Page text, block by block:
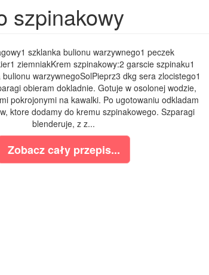
szpinakowy
szklanka bulionu warzywnego1 peczek
ziemniakKrem szpinakowy:2 garscie szpinaku1
warzywnegoSolPieprz3 dkg sera zlocistego1
obieram dokladnie. Gotuje w osolonej wodzie,
pokrojonymi na kawalki. Po ugotowaniu odkladam
ktore dodamy do kremu szpinakowego. Szparagi
blenderuje, z z...
Zobacz cały przepis...